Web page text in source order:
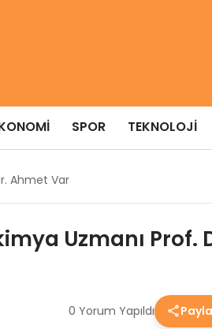
SPOR TEKNOLOJI
Ahmet Var
Uzmanı Prof.
0 Yorum Yapıldı